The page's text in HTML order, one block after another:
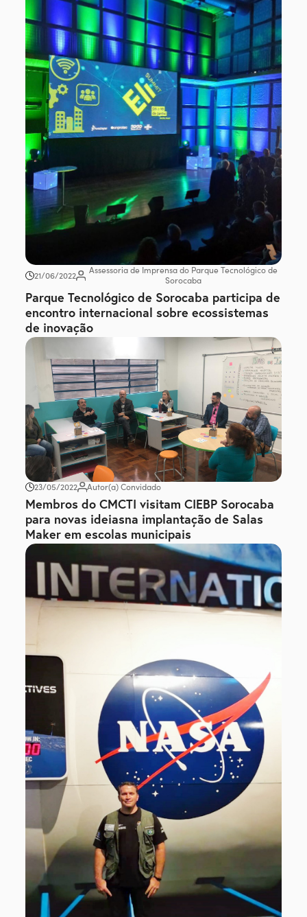
21/06/2022
Assessoria de Imprensa do Parque Tecnológico de
Sorocaba
Parque Tecnológico de Sorocaba participa de
encontro internacional sobre ecossistemas
de inovação
23/05/2022 Autor(a) Convidado
Membros do CMCTI visitam CIEBP Sorocaba
para novas ideiasna implantação de Salas
Maker em escolas municipais